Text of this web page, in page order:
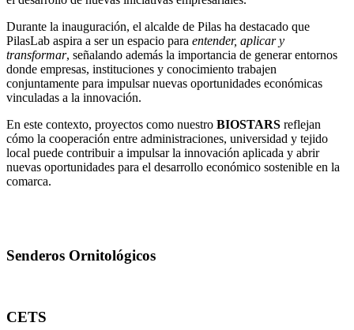
Durante la inauguración, el alcalde de Pilas ha destacado que
PilasLab aspira a ser un espacio para entender, aplicar y
transformar, señalando además la importancia de generar entornos
donde empresas, instituciones y conocimiento trabajen
conjuntamente para impulsar nuevas oportunidades económicas
vinculadas a la innovación.
En este contexto, proyectos como nuestro BIOSTARS reflejan
cómo la cooperación entre administraciones, universidad y tejido
local puede contribuir a impulsar la innovación aplicada y abrir
nuevas oportunidades para el desarrollo económico sostenible en la
comarca.
Senderos Ornitológicos
CETS